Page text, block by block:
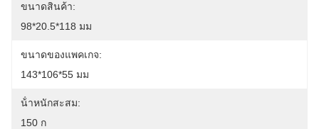
ขนาดสินค้า:
98*20.5*118 มม
ขนาดของแพคเกจ:
143*106*55 มม
น้ําหนักสะสม:
150 ก